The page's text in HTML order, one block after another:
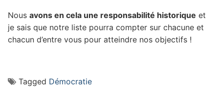
Nous avons en cela une responsabilité historique et
je sais que notre liste pourra compter sur chacune et
chacun d’entre vous pour atteindre nos objectifs !
Tagged Démocratie